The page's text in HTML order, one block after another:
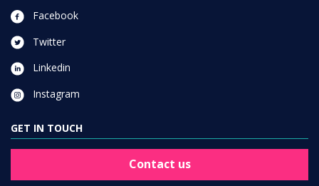
Facebook
Twitter
Linkedin
Instagram
GET IN TOUCH
Contact us